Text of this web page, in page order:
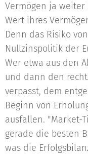
Vermögen ja
Wert ihres
Denn das Risiko
Nullzinspolitik der
Wer etwa aus den
und dann den
verpasst, dem
Beginn von
ausfallen. "Market-
gerade die besten
was die